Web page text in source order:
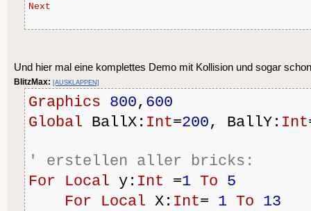
Method
If (ballX>X)
And BallY<Y+H)
EndIf
Return
False
End
Method
Next
Cls
	BrickTyp.DrawAll
Flip
Until AppTerminate()
Und hier mal eine komplettes Demo mit Kollision und sogar
BlitzMax: [AUSKLAPPEN]
Graphics 800, 600
Global BallX: Int=200, BallY: Int
' erstellen aller bricks:
For
Local y: Int =1 To 5
For
Local X: Int= 1 To 13